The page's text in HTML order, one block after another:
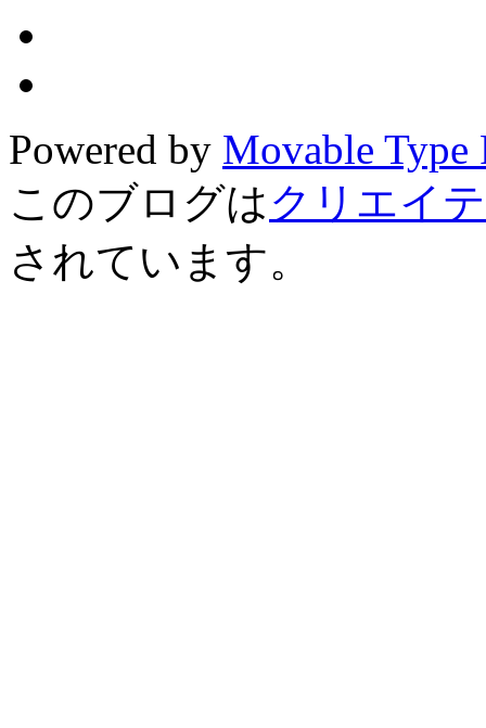
Powered by Movable Type
このブログはクリエイ
されています。